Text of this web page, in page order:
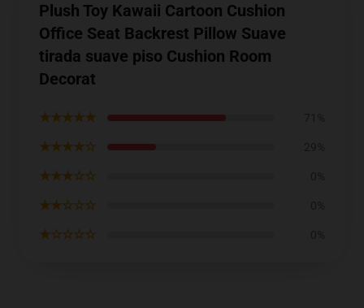
Plush Toy Kawaii Cartoon Cushion
Office Seat Backrest Pillow Suave
tirada suave piso Cushion Room
Decorat
★★★★★
★★★★☆
★★★☆☆
★★☆☆☆
★☆☆☆☆